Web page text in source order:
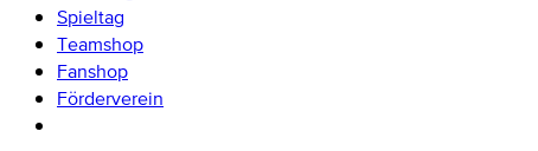
Spieltag
Teamshop
Fanshop
Förderverein